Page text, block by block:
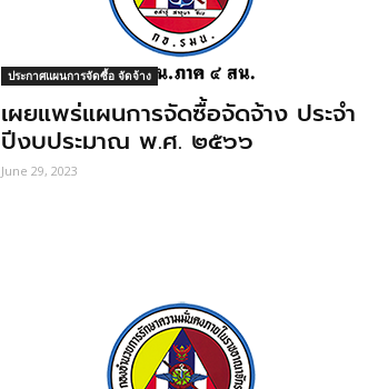
ประกาศแผนการจัดซื้อ จัดจ้าง
เผยแพร่แผนการจัดซื้อจัดจ้าง ประจำ
ปีงบประมาณ พ.ศ. ๒๕๖๖
June 29, 2023